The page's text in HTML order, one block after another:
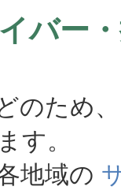
イバー
のため
す。
地域の